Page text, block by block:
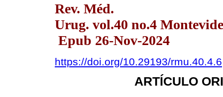
Rev. Méd.
Urug. vol.40 no.4
Epub 26-Nov-2024
https://doi.org/10.29193/rmu.40.4.6
ARTÍCULO